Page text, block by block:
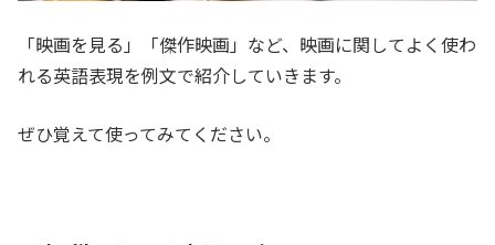
「映画を見る」「傑作映画」など、映画に関してよく使わ
れる英語表現を例文で紹介していきます。
ぜひ覚えて使ってみてください。